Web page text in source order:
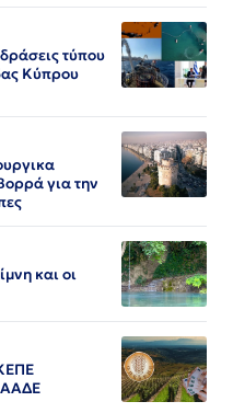
τύπου
Κύπρου
για την
και οι
ΑΑΔΕ